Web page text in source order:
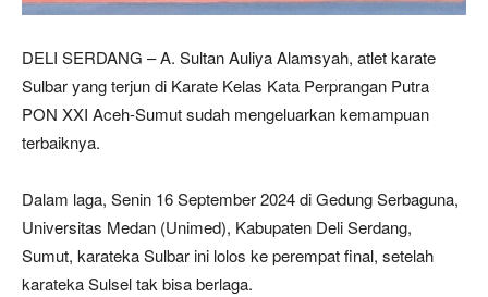
DELI SERDANG – A. Sultan Auliya Alamsyah, atlet karate
Sulbar yang terjun di Karate Kelas Kata Perprangan Putra
PON XXI Aceh-Sumut sudah mengeluarkan kemampuan
terbaiknya.
Dalam laga, Senin 16 September 2024 di Gedung Serbaguna,
Universitas Medan (Unimed), Kabupaten Deli Serdang,
Sumut, karateka Sulbar ini lolos ke perempat final, setelah
karateka Sulsel tak bisa berlaga.